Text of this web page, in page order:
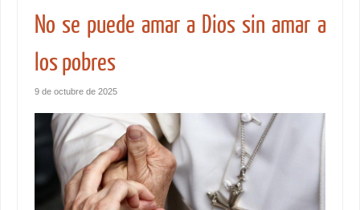
No se puede amar a Dios sin amar a
los pobres
9 de octubre de 2025